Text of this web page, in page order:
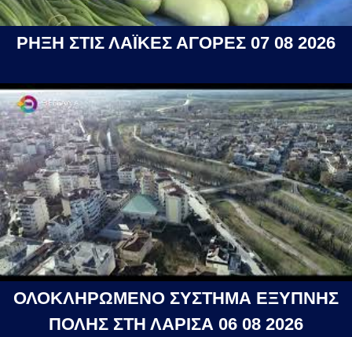
ΡΗΞΗ ΣΤΙΣ ΛΑΪΚΕΣ ΑΓΟΡΕΣ 07 08 2026
ΟΛΟΚΛΗΡΩΜΕΝΟ ΣΥΣΤΗΜΑ ΕΞΥΠΝΗΣ
ΠΟΛΗΣ ΣΤΗ ΛΑΡΙΣΑ 06 08 2026